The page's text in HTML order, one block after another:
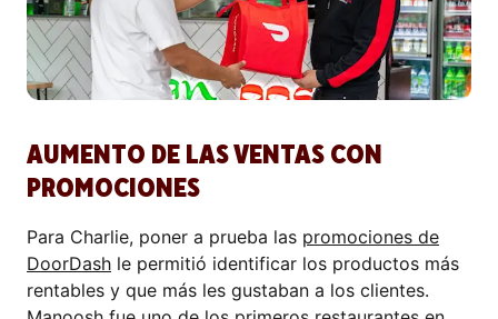
AUMENTO DE LAS VENTAS CON
PROMOCIONES
Para Charlie, poner a prueba las promociones de
DoorDash le permitió identificar los productos más
rentables y que más les gustaban a los clientes.